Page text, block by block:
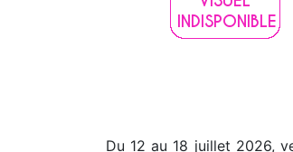
Du 12 au 18 juillet 2026,